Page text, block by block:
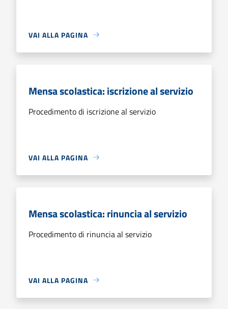
VAI ALLA PAGINA
Mensa scolastica: iscrizione al servizio
Procedimento di iscrizione al servizio
VAI ALLA PAGINA
Mensa scolastica: rinuncia al servizio
Procedimento di rinuncia al servizio
VAI ALLA PAGINA